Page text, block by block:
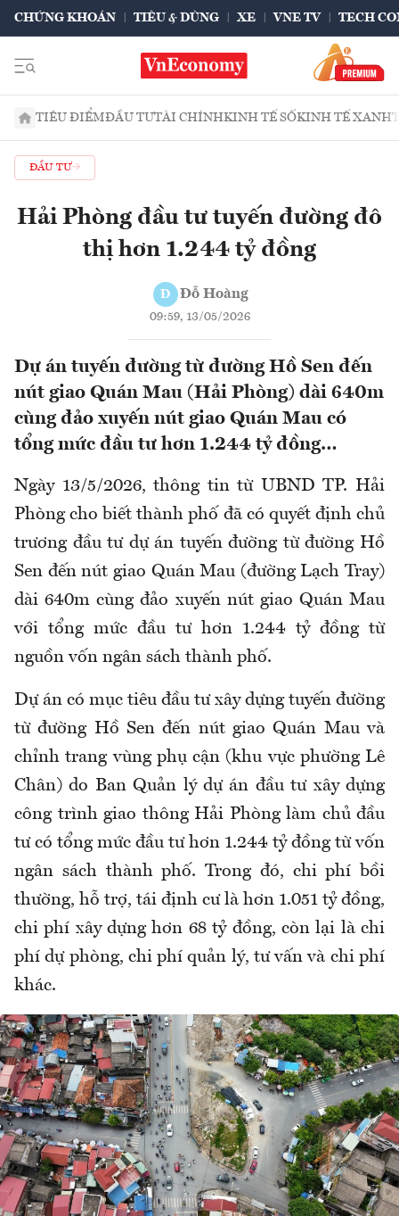
CHỨNG KHOÁN TIÊU & DÙNG XE VNE TV TECH
TIÊU ĐIỂMĐẦU TƯTÀI CHÍNHKINH TẾ SỐKINH TẾ XANH
ĐẦU TƯ
Hải Phòng đầu tư tuyến đường đô
thị hơn 1.244 tỷ đồng
Đ Đỗ Hoàng
09:59, 13/05/2026
Dự án tuyến đường từ đường Hồ Sen đến
nút giao Quán Mau (Hải Phòng) dài 640m
cùng đảo xuyến nút giao Quán Mau có
tổng mức đầu tư hơn 1.244 tỷ đồng…
Ngày 13/5/2026, thông tin từ UBND TP. Hải
Phòng cho biết thành phố đã có quyết định chủ
trương đầu tư dự án tuyến đường từ đường Hồ
Sen đến nút giao Quán Mau (đường Lạch Tray)
dài 640m cùng đảo xuyến nút giao Quán Mau
với tổng mức đầu tư hơn 1.244 tỷ đồng từ
nguồn vốn ngân sách thành phố.
Dự án có mục tiêu đầu tư xây dựng tuyến đường
từ đường Hồ Sen đến nút giao Quán Mau và
chỉnh trang vùng phụ cận (khu vực phường Lê
Chân) do Ban Quản lý dự án đầu tư xây dựng
công trình giao thông Hải Phòng làm chủ đầu
tư có tổng mức đầu tư hơn 1.244 tỷ đồng từ vốn
ngân sách thành phố. Trong đó, chi phí bồi
thường, hỗ trợ, tái định cư là hơn 1.051 tỷ đồng,
chi phí xây dựng hơn 68 tỷ đồng, còn lại là chi
phí dự phòng, chi phí quản lý, tư vấn và chi phí
khác.